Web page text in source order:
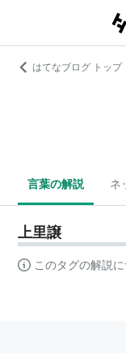
はてなブログ トップ
言葉の解説 ネ
上里譲
このタグの解説